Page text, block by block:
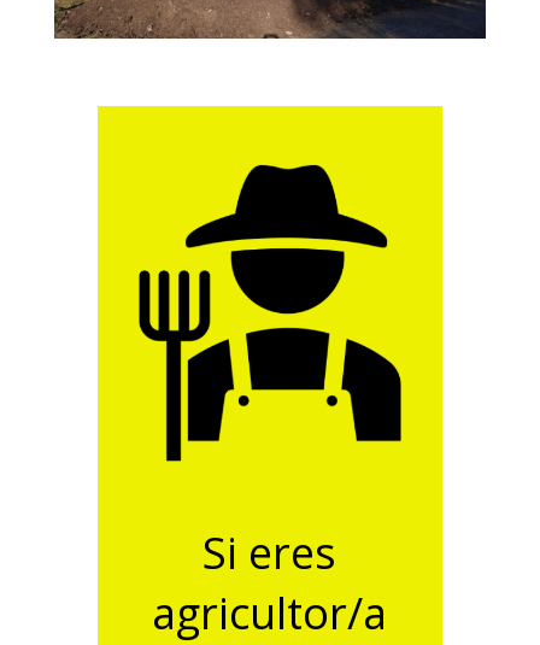
Si eres
agricultor/a